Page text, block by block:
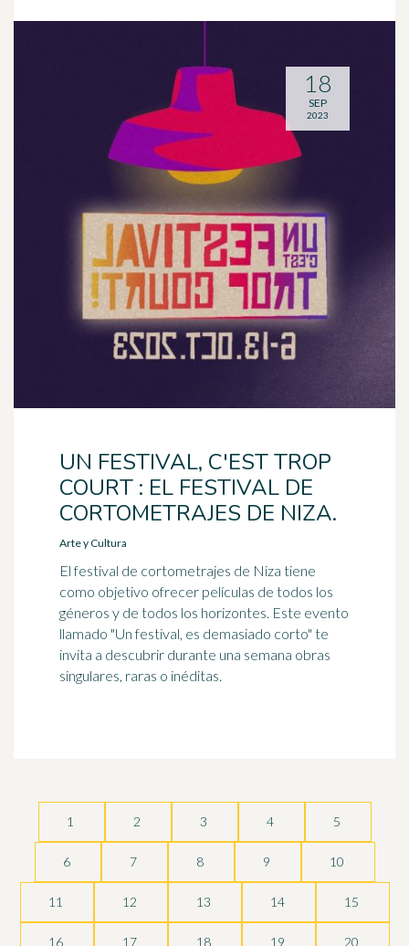
UN FESTIVAL, C'EST TROP
COURT : EL FESTIVAL DE
CORTOMETRAJES DE NIZA.
Arte y Cultura
El festival de cortometrajes de Niza tiene
como objetivo ofrecer películas de todos los
géneros y de todos los horizontes. Este evento
llamado "Un festival, es demasiado corto" te
invita a descubrir durante una semana obras
singulares, raras o inéditas.
18
SEP
2023
1 2 3 4 5
6 7 8 9 10
11 12 13 14 15
16 17 18 19 20